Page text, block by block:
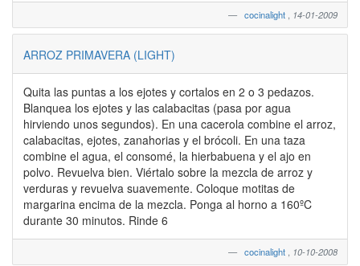
cocinalight 14-01-2009
ARROZ PRIMAVERA (LIGHT)
Quita las puntas a los ejotes y cortalos en 2 o 3 pedazos.
Blanquea los ejotes y las calabacitas (pasa por agua
hirviendo unos segundos). En una cacerola combine el arroz,
calabacitas, ejotes, zanahorias y el brócoli. En una taza
combine el agua, el consomé, la hierbabuena y el ajo en
polvo. Revuelva bien. Viértalo sobre la mezcla de arroz y
verduras y revuelva suavemente. Coloque motitas de
margarina encima de la mezcla. Ponga al horno a 160ºC
durante 30 minutos. Rinde 6
cocinalight 10-10-2008